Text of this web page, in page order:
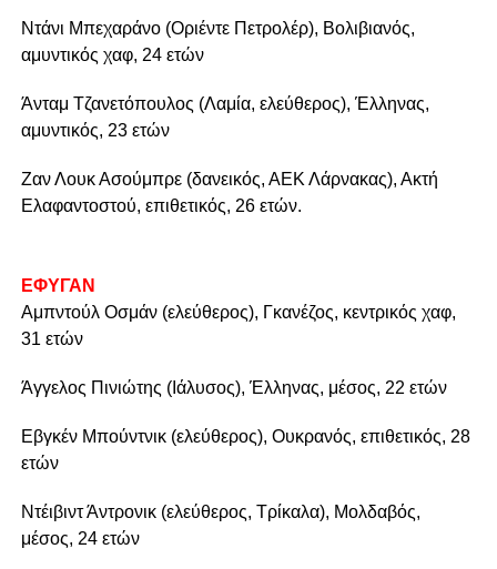
Ντάνι Μπεχαράνο (Οριέντε Πετρολέρ), Βολιβιανός,
αμυντικός χαφ, 24 ετών
Άνταμ Τζανετόπουλος (Λαμία, ελεύθερος), Έλληνας,
αμυντικός, 23 ετών
Ζαν Λουκ Ασούμπρε (δανεικός, ΑΕΚ Λάρνακας), Ακτή
Ελαφαντοστού, επιθετικός, 26 ετών.
ΕΦΥΓΑΝ
Αμπντούλ Οσμάν (ελεύθερος), Γκανέζος, κεντρικός χαφ,
31 ετών
Άγγελος Πινιώτης (Ιάλυσος), Έλληνας, μέσος, 22 ετών
Εβγκέν Μπούντνικ (ελεύθερος), Ουκρανός, επιθετικός, 28
ετών
Ντέιβιντ Άντρονικ (ελεύθερος, Τρίκαλα), Μολδαβός,
μέσος, 24 ετών